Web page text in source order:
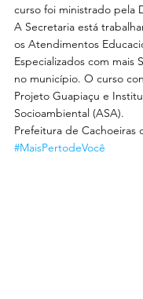
curso foi ministrado pela
A Secretaria está
os Atendimentos
Especializados com mais
no município. O curso
Projeto Guapiaçu e
Socioambiental (ASA).
Prefeitura de Cachoeiras
#MaisPertodeVocê